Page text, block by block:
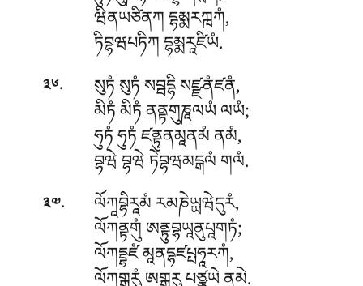
ཝིནཡཙིནཀ དྷམྨརཀྑཀཾ,
ཏིབྷཝཔཏིཀ དྷམྨརཱཛིཡཾ.
༣༦. སུཏཾ སུཏཾ སབྦདྷི སཛྫནཾཛནཾ,
མིཏཾ མིཏཾ ནནྟགུཎཱལཡཾ ལཡཾ;
ཧུཏཾ ཧུཏཾ ཛནྟུནམཱནམཾ ནམཾ,
བྷཝེ བྷཝེ ཏེབྷཝམངྒལཾ གལཾ.
༣༧. ལོཀཱབྷིརཱམཾ རམཎེཡྻཝེདུརཾ,
ལོཀནྟགུཾ ཨནྟུབྷཡཱནུཔཱགཏཾ;
ལོཀདྡྷཛཾ མཱནདྷཛཔྤཧཱརཀཾ,